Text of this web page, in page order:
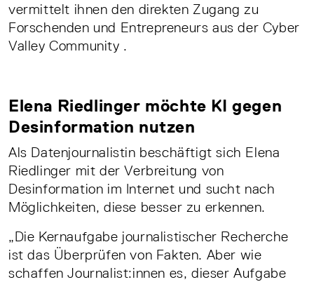
vermittelt ihnen den direkten Zugang zu
Forschenden und Entrepreneurs aus der Cyber
Valley Community .
Elena Riedlinger möchte KI gegen
Desinformation nutzen
Als Datenjournalistin beschäftigt sich Elena
Riedlinger mit der Verbreitung von
Desinformation im Internet und sucht nach
Möglichkeiten, diese besser zu erkennen.
„Die Kernaufgabe journalistischer Recherche
ist das Überprüfen von Fakten. Aber wie
schaffen Journalist:innen es, dieser Aufgabe